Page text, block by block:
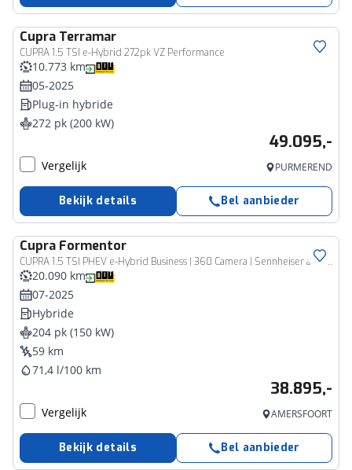
Cupra Terramar
CUPRA 1.5 TSI e-Hybrid 272pk VZ Performance
10.773 km
05-2025
Plug-in hybride
272 pk (200 kW)
49.095,-
Vergelijk PURMEREND
Bekijk details Bel aanbieder
Cupra Formentor
CUPRA 1.5 TSI PHEV e-Hybrid Business | 360 Camera | Sennheiser audio | Cruise adaptief | Stuur+stoel verwarming | Apple Carplay/Android Auto | Sfeerverlichting | Elektrisch verstelb. bestuurdersstoel met geheugen
20.090 km
07-2025
Hybride
204 pk (150 kW)
59 km
71,4 l/100 km
38.895,-
Vergelijk AMERSFOORT
Bekijk details Bel aanbieder